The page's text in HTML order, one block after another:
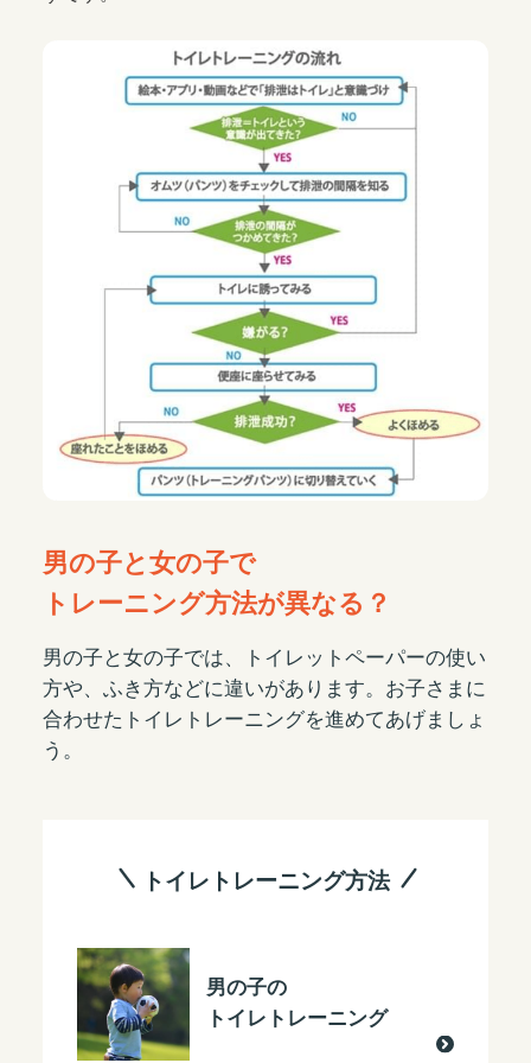
男の子と女の子で
トレーニング方法が異なる？
男の子と女の子では、トイレットペーパーの使い
方や、ふき方などに違いがあります。お子さまに
合わせたトイレトレーニングを進めてあげましょ
う。
トイレトレーニング方法
男の子の
トイレトレーニング